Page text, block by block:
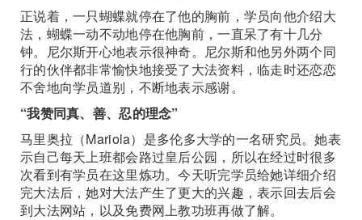
正说着，一只蝴蝶就停在了他的胸前，学员向他介绍大
法，蝴蝶一动不动地停在他胸前，一直呆了有十几分
钟。尼尔斯开心地表示很神奇。尼尔斯和他另外两个同
行的伙伴都非常愉快地接受了大法资料，临走时还恋恋
不舍地向学员道别，不断地表示感谢。
“我赞同真、善、忍的理念”
马里奥拉（Mariola）是多伦多大学的一名研究员。她表
示自己每天上班都会路过皇后公园，所以在经过时很多
次看到有学员在这里炼功。今天听完学员给她详细介绍
完大法后，她对大法产生了更大的兴趣，表示回去后会
到大法网站，以及免费网上教功班再做了解。